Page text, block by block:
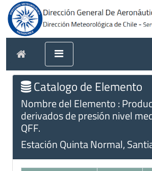
Catalogo de Elemento
Nombre del Elemento :
derivados de presión nivel
QFF.
Estación Quinta Normal,